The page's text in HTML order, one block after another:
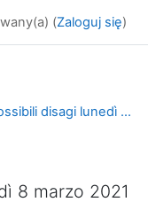
(Zaloguj się)
AVVISO: possibili disagi lunedì 8 marzo 2021 ore 1...
8 marzo 2021